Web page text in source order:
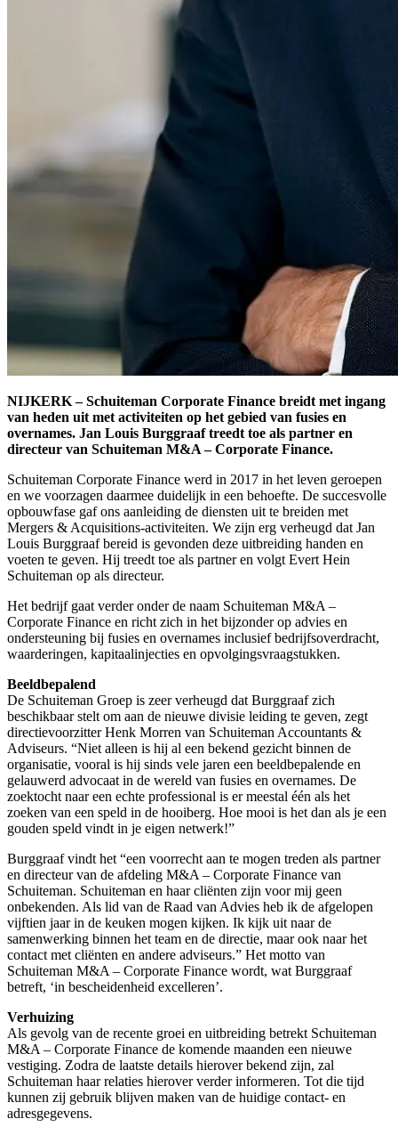
NIJKERK – Schuiteman Corporate Finance breidt met ingang
van heden uit met activiteiten op het gebied van fusies en
overnames. Jan Louis Burggraaf treedt toe als partner en
directeur van Schuiteman M&A – Corporate Finance.
Schuiteman Corporate Finance werd in 2017 in het leven geroepen
en we voorzagen daarmee duidelijk in een behoefte. De succesvolle
opbouwfase gaf ons aanleiding de diensten uit te breiden met
Mergers & Acquisitions-activiteiten. We zijn erg verheugd dat Jan
Louis Burggraaf bereid is gevonden deze uitbreiding handen en
voeten te geven. Hij treedt toe als partner en volgt Evert Hein
Schuiteman op als directeur.
Het bedrijf gaat verder onder de naam Schuiteman M&A –
Corporate Finance en richt zich in het bijzonder op advies en
ondersteuning bij fusies en overnames inclusief bedrijfsoverdracht,
waarderingen, kapitaalinjecties en opvolgingsvraagstukken.
Beeldbepalend
De Schuiteman Groep is zeer verheugd dat Burggraaf zich
beschikbaar stelt om aan de nieuwe divisie leiding te geven, zegt
directievoorzitter Henk Morren van Schuiteman Accountants &
Adviseurs. “Niet alleen is hij al een bekend gezicht binnen de
organisatie, vooral is hij sinds vele jaren een beeldbepalende en
gelauwerd advocaat in de wereld van fusies en overnames. De
zoektocht naar een echte professional is er meestal één als het
zoeken van een speld in de hooiberg. Hoe mooi is het dan als je een
gouden speld vindt in je eigen netwerk!”
Burggraaf vindt het “een voorrecht aan te mogen treden als partner
en directeur van de afdeling M&A – Corporate Finance van
Schuiteman. Schuiteman en haar cliënten zijn voor mij geen
onbekenden. Als lid van de Raad van Advies heb ik de afgelopen
vijftien jaar in de keuken mogen kijken. Ik kijk uit naar de
samenwerking binnen het team en de directie, maar ook naar het
contact met cliënten en andere adviseurs.” Het motto van
Schuiteman M&A – Corporate Finance wordt, wat Burggraaf
betreft, ‘in bescheidenheid excelleren’.
Verhuizing
Als gevolg van de recente groei en uitbreiding betrekt Schuiteman
M&A – Corporate Finance de komende maanden een nieuwe
vestiging. Zodra de laatste details hierover bekend zijn, zal
Schuiteman haar relaties hierover verder informeren. Tot die tijd
kunnen zij gebruik blijven maken van de huidige contact- en
adresgegevens.